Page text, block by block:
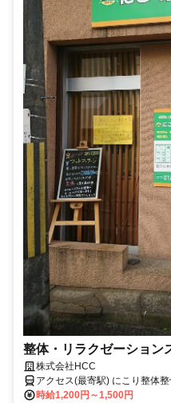
整体・リラクゼーション
株式会社HCC
アクセス(最寄駅) にこり整体
分
時給1,200円～1,500円